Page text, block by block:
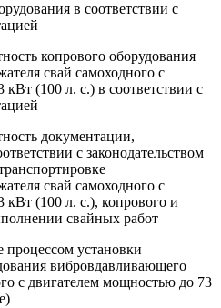
в соответствии с
копрового оборудования
свай самоходного с
(100 л. с.) в соответствии с
документации,
с законодательством
свай самоходного с
(100 л. с.), копрового и
свайных работ
процессом установки
вибровдавливающего
с двигателем мощностью до 73